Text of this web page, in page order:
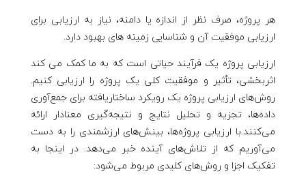
هر پروژه، صرف نظر از اندازه یا دامنه، نیاز به ارزیابی برای
ارزیابی موفقیت آن و شناسایی زمینه های بهبود دارد.
ارزیابی پروژه یک فرآیند حیاتی است که به ما کمک می کند
اثربخشی، تأثیر و موفقیت کلی یک پروژه را ارزیابی کنیم.
روش‌های ارزیابی پروژه یک رویکرد ساختاریافته برای جمع‌آوری
داده‌ها، تجزیه و تحلیل نتایج و نتیجه‌گیری معنادار ارائه
می‌کنند.با ارزیابی پروژه‌ها، بینش‌های ارزشمندی را به دست
می‌آوریم که از تلاش‌های آینده خبر می‌دهد. در اینجا به
تفکیک اجزا و روش‌های کلیدی مربوط می‌شود: